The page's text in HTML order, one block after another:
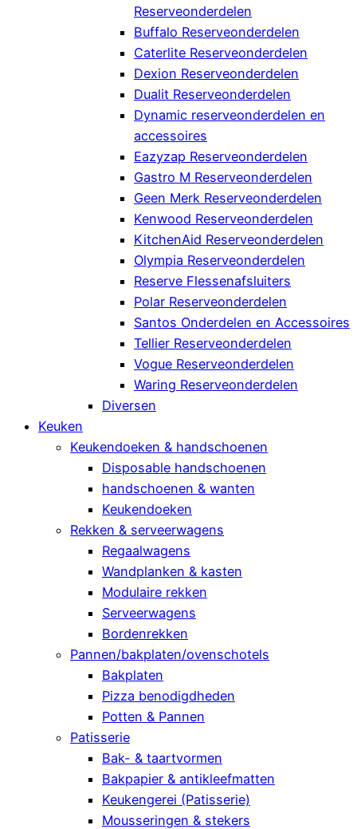
Reserveonderdelen
Buffalo Reserveonderdelen
Caterlite Reserveonderdelen
Dexion Reserveonderdelen
Dualit Reserveonderdelen
Dynamic reserveonderdelen en
accessoires
Eazyzap Reserveonderdelen
Gastro M Reserveonderdelen
Geen Merk Reserveonderdelen
Kenwood Reserveonderdelen
KitchenAid Reserveonderdelen
Olympia Reserveonderdelen
Reserve Flessenafsluiters
Polar Reserveonderdelen
Santos Onderdelen en Accessoires
Tellier Reserveonderdelen
Vogue Reserveonderdelen
Waring Reserveonderdelen
Diversen
Keuken
Keukendoeken & handschoenen
Disposable handschoenen
handschoenen & wanten
Keukendoeken
Rekken & serveerwagens
Regaalwagens
Wandplanken & kasten
Modulaire rekken
Serveerwagens
Bordenrekken
Pannen/bakplaten/ovenschotels
Bakplaten
Pizza benodigdheden
Potten & Pannen
Patisserie
Bak- & taartvormen
Bakpapier & antikleefmatten
Keukengerei (Patisserie)
Mousseringen & stekers